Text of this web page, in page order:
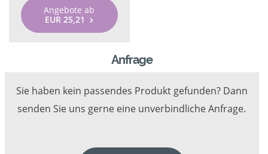
Angebote ab
EUR 25,21
Anfrage
Sie haben kein passendes Produkt gefunden? Dann
senden Sie uns gerne eine unverbindliche Anfrage.